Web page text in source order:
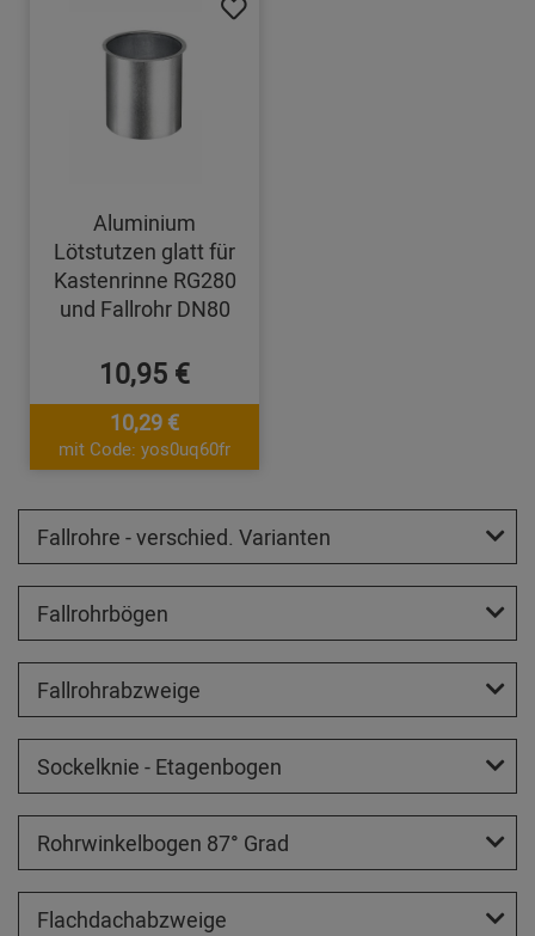
Aluminium
Lötstutzen glatt für
Kastenrinne RG280
und Fallrohr DN80
10,95 €
10,29 €
mit Code: yos0uq60fr
Fallrohre - verschied. Varianten
Fallrohrbögen
Fallrohrabzweige
Sockelknie - Etagenbogen
Rohrwinkelbogen 87° Grad
Flachdachabzweige